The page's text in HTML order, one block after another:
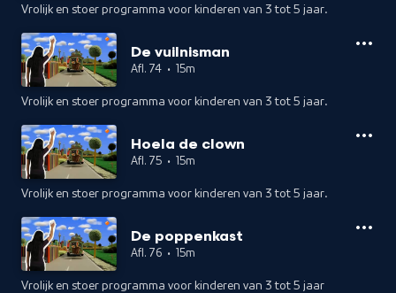
Vrolijk en stoer programma voor kinderen van 3 tot 5 jaar.
De vuilnisman
Afl. 74 • 15m
Vrolijk en stoer programma voor kinderen van 3 tot 5 jaar.
Hoela de clown
Afl. 75 • 15m
Vrolijk en stoer programma voor kinderen van 3 tot 5 jaar.
De poppenkast
Afl. 76 • 15m
Vrolijk en stoer programma voor kinderen van 3 tot 5 jaar